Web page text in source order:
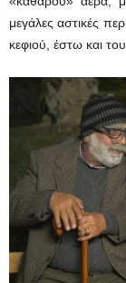
μεγάλες αστικές
κεφιού, έστω και